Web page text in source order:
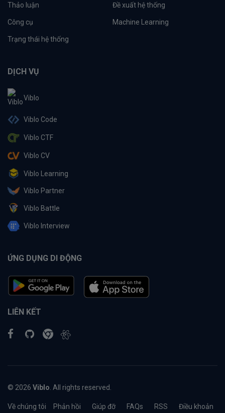
Thảo luận Đề xuất hệ thống
Công cụ Machine Learning
Trạng thái hệ thống
DỊCH VỤ
Viblo
Viblo Code
Viblo CTF
Viblo CV
Viblo Learning
Viblo Partner
Viblo Battle
Viblo Interview
ỨNG DỤNG DI ĐỘNG
LIÊN KẾT
© 2026 Viblo . All rights reserved.
Về chúng tôi Phản hồi Giúp đỡ FAQs RSS Điều khoản